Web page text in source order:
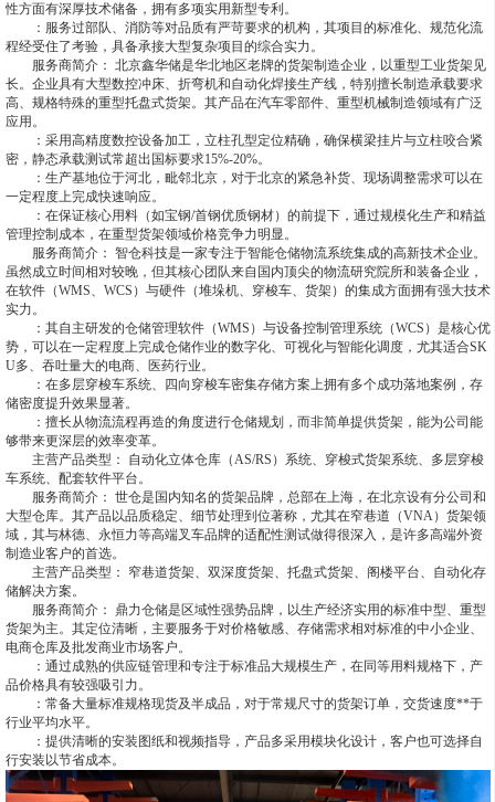
性方面有深厚技术储备，拥有多项实用新型专利。
：服务过部队、消防等对品质有严苛要求的机构，其项目的标准化、规范化流
程经受住了考验，具备承接大型复杂项目的综合实力。
服务商简介： 北京鑫华储是华北地区老牌的货架制造企业，以重型工业货架见
长。企业具有大型数控冲床、折弯机和自动化焊接生产线，特别擅长制造承载要求
高、规格特殊的重型托盘式货架。其产品在汽车零部件、重型机械制造领域有广泛
应用。
：采用高精度数控设备加工，立柱孔型定位精确，确保横梁挂片与立柱咬合紧
密，静态承载测试常超出国标要求15%-20%。
：生产基地位于河北，毗邻北京，对于北京的紧急补货、现场调整需求可以在
一定程度上完成快速响应。
：在保证核心用料（如宝钢/首钢优质钢材）的前提下，通过规模化生产和精益
管理控制成本，在重型货架领域价格竞争力明显。
服务商简介： 智仓科技是一家专注于智能仓储物流系统集成的高新技术企业。
虽然成立时间相对较晚，但其核心团队来自国内顶尖的物流研究院所和装备企业，
在软件（WMS、WCS）与硬件（堆垛机、穿梭车、货架）的集成方面拥有强大技术
实力。
：其自主研发的仓储管理软件（WMS）与设备控制管理系统（WCS）是核心优
势，可以在一定程度上完成仓储作业的数字化、可视化与智能化调度，尤其适合SK
U多、吞吐量大的电商、医药行业。
：在多层穿梭车系统、四向穿梭车密集存储方案上拥有多个成功落地案例，存
储密度提升效果显著。
：擅长从物流流程再造的角度进行仓储规划，而非简单提供货架，能为公司能
够带来更深层的效率变革。
主营产品类型： 自动化立体仓库（AS/RS）系统、穿梭式货架系统、多层穿梭
车系统、配套软件平台。
服务商简介： 世仓是国内知名的货架品牌，总部在上海，在北京设有分公司和
大型仓库。其产品以品质稳定、细节处理到位著称，尤其在窄巷道（VNA）货架领
域，其与林德、永恒力等高端叉车品牌的适配性测试做得很深入，是许多高端外资
制造业客户的首选。
主营产品类型： 窄巷道货架、双深度货架、托盘式货架、阁楼平台、自动化存
储解决方案。
服务商简介： 鼎力仓储是区域性强势品牌，以生产经济实用的标准中型、重型
货架为主。其定位清晰，主要服务于对价格敏感、存储需求相对标准的中小企业、
电商仓库及批发商业市场客户。
：通过成熟的供应链管理和专注于标准品大规模生产，在同等用料规格下，产
品价格具有较强吸引力。
：常备大量标准规格现货及半成品，对于常规尺寸的货架订单，交货速度**于
行业平均水平。
：提供清晰的安装图纸和视频指导，产品多采用模块化设计，客户也可选择自
行安装以节省成本。